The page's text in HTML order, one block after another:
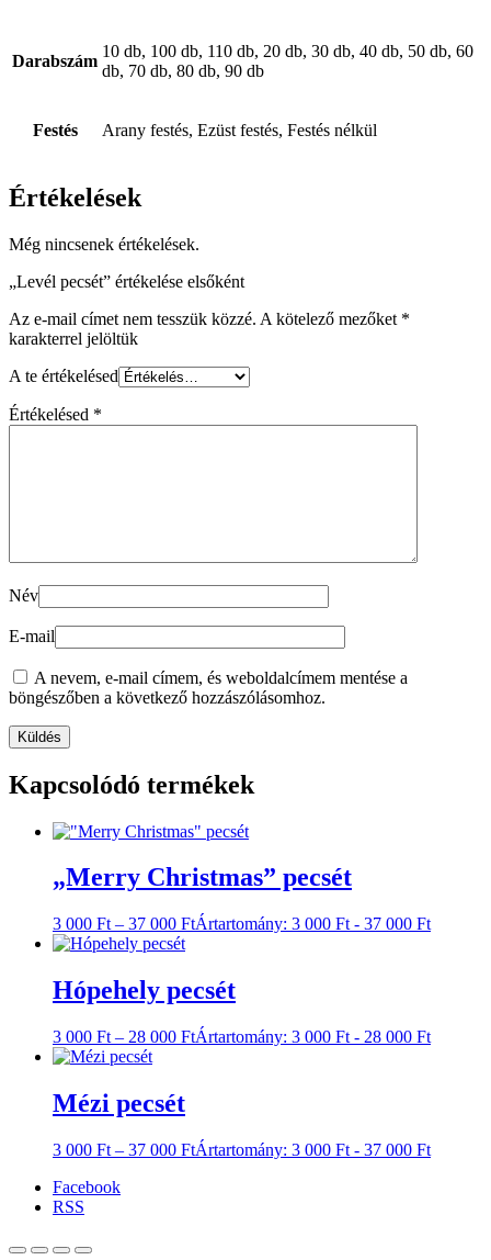
Darabszám
10 db, 100 db, 110 db, 20 db, 30 db, 40 db, 50 db, 60
db, 70 db, 80 db, 90 db
Festés Arany festés, Ezüst festés, Festés nélkül
Értékelések
Még nincsenek értékelések.
„Levél pecsét” értékelése elsőként
Az e-mail címet nem tesszük közzé. A kötelező mezőket *
karakterrel jelöltük
A te értékelésed
Értékelésed *
Név
E-mail
A nevem, e-mail címem, és weboldalcímem mentése a
böngészőben a következő hozzászólásomhoz.
Kapcsolódó termékek
„Merry Christmas” pecsét
3 000 Ft – 37 000 FtÁrtartomány: 3 000 Ft - 37 000 Ft
Hópehely pecsét
3 000 Ft – 28 000 FtÁrtartomány: 3 000 Ft - 28 000 Ft
Mézi pecsét
3 000 Ft – 37 000 FtÁrtartomány: 3 000 Ft - 37 000 Ft
Facebook
RSS